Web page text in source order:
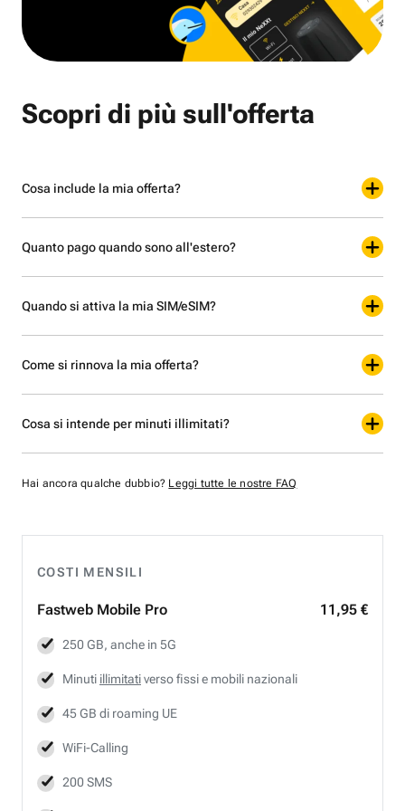
COSTI MENSILI
Fastweb Mobile Pro 11,95 €
250 GB, anche in 5G
Minuti illimitativerso fissi e mobili nazionali
45 GB di roaming UE
WiFi-Calling
200 SMS
Scopri di più sull'offerta
Cosa include la mia offerta?
Quanto pago quando sono all'estero?
Quando si attiva la mia SIM/eSIM?
Come si rinnova la mia offerta?
Cosa si intende per minuti illimitati?
Hai ancora qualche dubbio? Leggi tutte le nostre FAQ